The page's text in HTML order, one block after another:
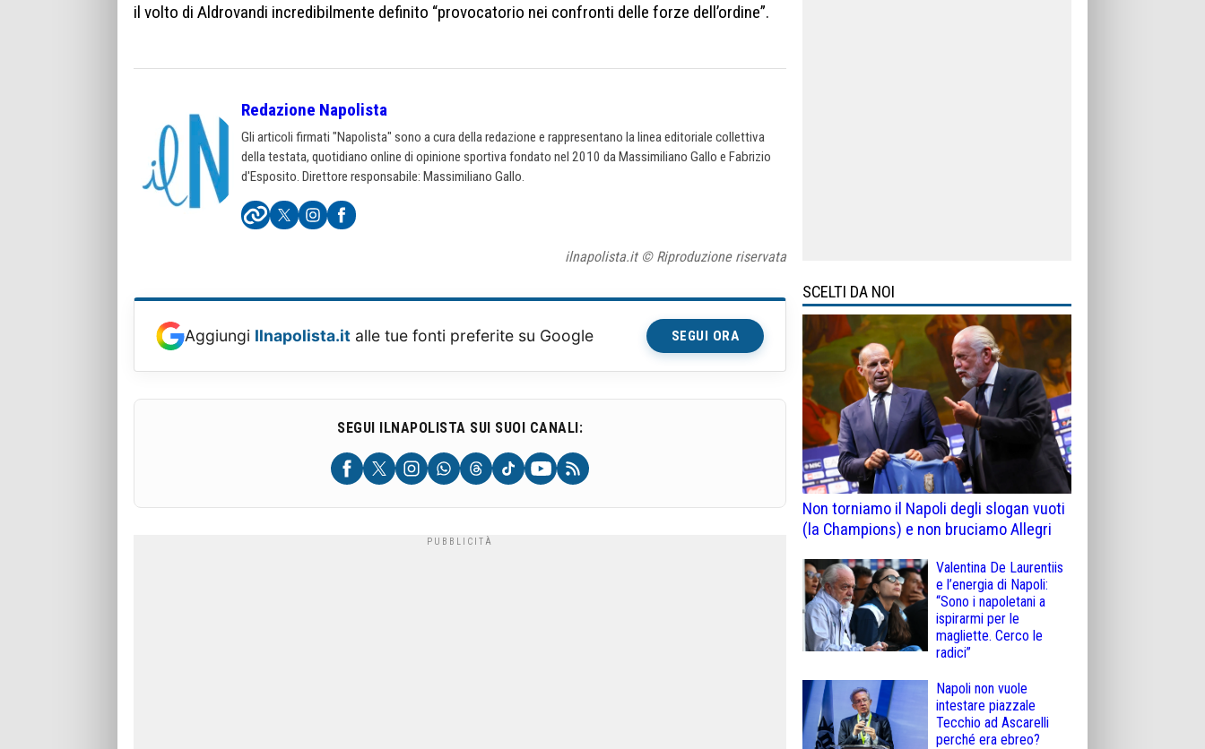
il volto di Aldrovandi incredibilmente definito “provocatorio nei confronti delle forze dell’ordine”.
Redazione Napolista
Gli articoli firmati "Napolista" sono a cura della redazione e rappresentano la linea editoriale collettiva
della testata, quotidiano online di opinione sportiva fondato nel 2010 da Massimiliano Gallo e Fabrizio
d'Esposito. Direttore responsabile: Massimiliano Gallo.
ilnapolista.it © Riproduzione riservata
Aggiungi Ilnapolista.it alle tue fonti preferite su Google SEGUI ORA
SEGUI ILNAPOLISTA SUI SUOI CANALI:
SCELTI DA NOI
Non torniamo il Napoli degli slogan vuoti
(la Champions) e non bruciamo Allegri
Valentina De Laurentiis
e l’energia di Napoli:
“Sono i napoletani a
ispirarmi per le
magliette. Cerco le
radici”
Napoli non vuole
intestare piazzale
Tecchio ad Ascarelli
perché era ebreo?